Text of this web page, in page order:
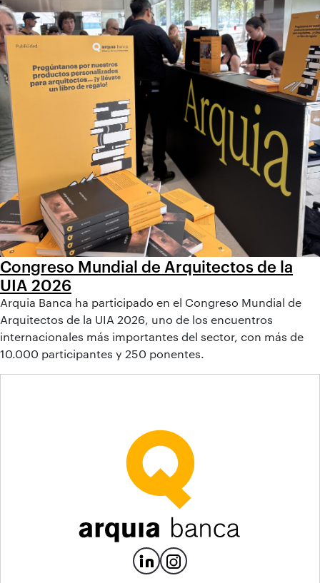
Congreso Mundial de Arquitectos de la
UIA 2026
Arquia Banca ha participado en el Congreso Mundial de
Arquitectos de la UIA 2026, uno de los encuentros
internacionales más importantes del sector, con más de
10.000 participantes y 250 ponentes.